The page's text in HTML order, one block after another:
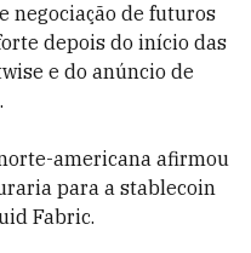
negociação de futuros
depois do início das
e do anúncio de
americana afirmou
para a stablecoin
Fabric.